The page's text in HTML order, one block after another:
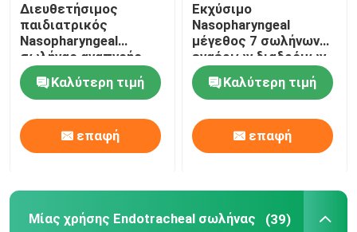
Διευθετήσιμος
παιδιατρικός
Nasopharyngeal
σωλήνας αναπνοής
εναέριων διαδρόμων
NPA με τη μαλακή
άκρη
Καλύτερη τιμή
επαφή
Εκχύσιμο
Nasopharyngeal
μέγεθος 7 σωλήνων
εναέριων διαδρόμων
ODM
Καλύτερη τιμή
επαφή
Μίας χρήσης Endotracheal σωλήνας (39)